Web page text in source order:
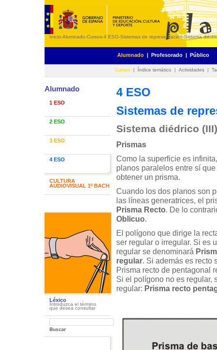
Inicio-Alumnado-Cursos-4 ESO-Sistemas de representación-Sistema
Alumnado | Profesorado | Público
Cursos | Índice temático | Actividades |
Alumnado
1 ESO
2 ESO
3 ESO
4 ESO
CULTURA
AUDIOVISUAL 1º BACH
Léxico
Introduzca el término
que desea consultar
4 ESO
Sistemas de
Sistema diédrico (III)
Prismas
Como la superficie es
planos paralelos entre sí
obtener un prisma.
Cuando los dos planos son
las líneas generatrices, el
Prisma Recto. De lo
Oblicuo.
El polígono que dirige la
ser regular o irregular. Si es
regular se denominará
regular. Si además es recto
Prisma recto de pentagonal
Si el polígono no es regular,
regular: Prisma recto